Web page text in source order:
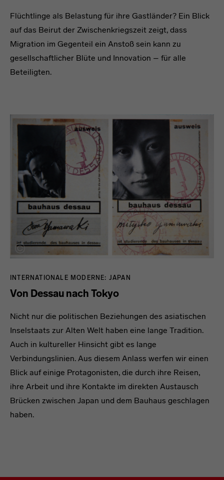
Flüchtlinge als Belastung für ihre Gastländer? Ein Blick
auf das Beirut der Zwischenkriegszeit zeigt, dass
Migration im Gegenteil ein Anstoß sein kann zu
gesellschaftlicher Blüte und Innovation – für alle
Beteiligten.
INTERNATIONALE MODERNE: JAPAN
Von Dessau nach Tokyo
Nicht nur die politischen Beziehungen des asiatischen
Inselstaats zur Alten Welt haben eine lange Tradition.
Auch in kultureller Hinsicht gibt es lange
Verbindungslinien. Aus diesem Anlass werfen wir einen
Blick auf einige Protagonisten, die durch ihre Reisen,
ihre Arbeit und ihre Kontakte im direkten Austausch
Brücken zwischen Japan und dem Bauhaus geschlagen
haben.